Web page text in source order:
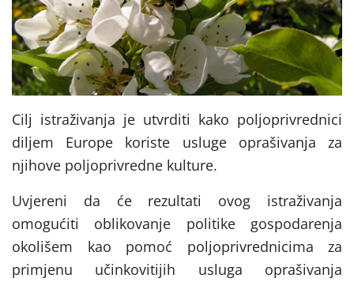
Cilj istraživanja je utvrditi kako poljoprivrednici
diljem Europe koriste usluge oprašivanja za
njihove poljoprivredne kulture.
Uvjereni da će rezultati ovog istraživanja
omogućiti oblikovanje politike gospodarenja
okolišem kao pomoć poljoprivrednicima za
primjenu učinkovitijih usluga oprašivanja